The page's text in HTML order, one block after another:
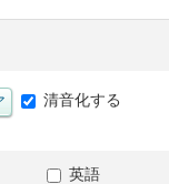
清音化する
英語